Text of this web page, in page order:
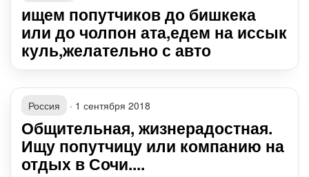
ищем попутчиков до бишкека
или до чолпон ата,едем на иссык
куль,желательно с авто
Россия · 1 сентября 2018
Общительная, жизнерадостная.
Ищу попутчицу или компанию на
отдых в Сочи....